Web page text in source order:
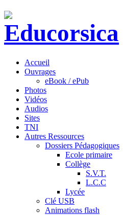
Accueil
Ouvrages
eBook / ePub
Photos
Vidéos
Audios
Sites
TNI
Autres Ressources
Dossiers Pédagogiques
Ecole primaire
Collège
S.V.T.
L.C.C
Lycée
Clé USB
Animations flash